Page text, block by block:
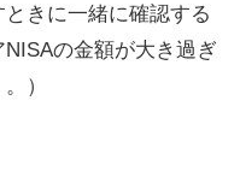
きに一緒に確認する
の金額が大き過ぎ
）